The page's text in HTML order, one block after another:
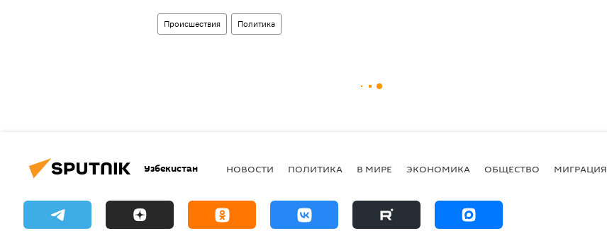
Происшествия Политика
Узбекистан НОВОСТИ ПОЛИТИКА В МИРЕ ЭКОНОМИКА ОБЩЕСТВО МИГРАЦИЯ